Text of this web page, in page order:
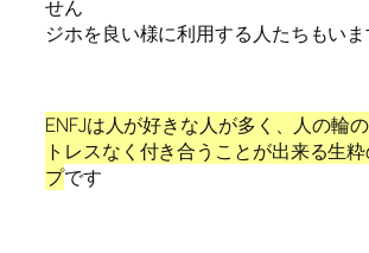
せん
ジホを良い様に利用する人たちもい
ENFJは人が好きな人が多く、人の輪
トレスなく付き合うことが出来る生
プです